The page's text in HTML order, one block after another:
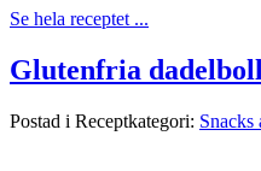
Se hela receptet ...
Glutenfria
Postad i Receptkategori: Snacks